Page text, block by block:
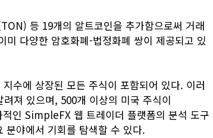
등 19개의 알트코인을 추가함으로써 거래
다양한 암호화폐-법정화폐 쌍이 제공되고 있
수에 상장된 모든 주식이 포함되어 있다. 이러
져 있으며, 500개 이상의 미국 주식이
인 SimpleFX 웹 트레이더 플랫폼의 분석 도구
분야에서 기회를 탐색할 수 있다.